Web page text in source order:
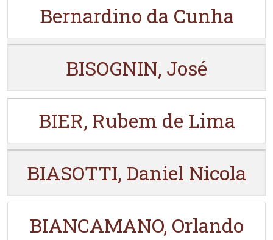
Bernardino da Cunha
BISOGNIN, José
BIER, Rubem de Lima
BIASOTTI, Daniel Nicola
BIANCAMANO, Orlando